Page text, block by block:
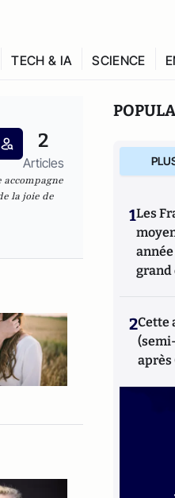
TECH & IA SCIENCE
2
Articles
la joie de
1Les
grand
2Cette
après